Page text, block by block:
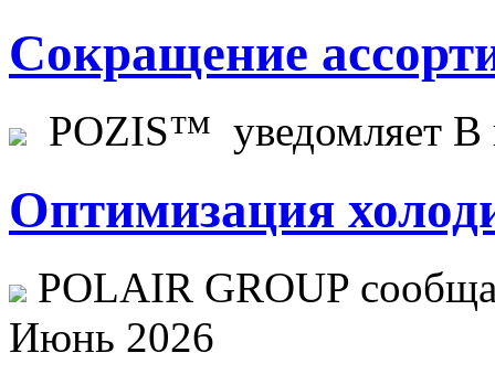
Сокращение
POZIS™ уведомляет В
Оптимизация
POLAIR GROUP
Июнь 2026